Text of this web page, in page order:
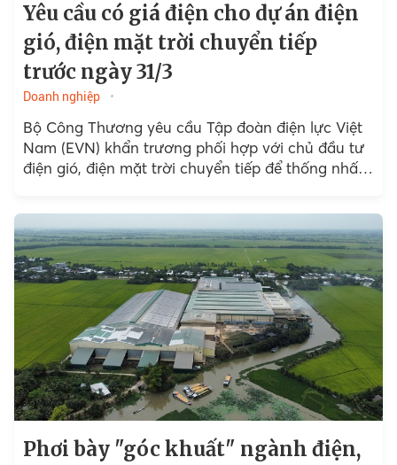
Yêu cầu có giá điện cho dự án điện
gió, điện mặt trời chuyển tiếp
trước ngày 31/3
Doanh nghiệp
Bộ Công Thương yêu cầu Tập đoàn điện lực Việt
Nam (EVN) khẩn trương phối hợp với chủ đầu tư
điện gió, điện mặt trời chuyển tiếp để thống nhất
Phơi bày "góc khuất" ngành điện,